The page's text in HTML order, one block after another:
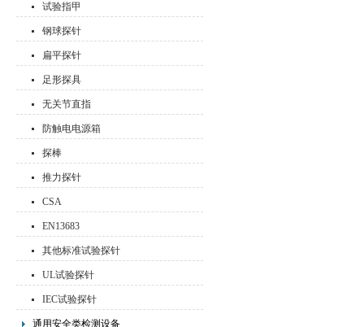
试验指甲
钢球探针
扁平探针
足形探具
无关节直指
防触电电源箱
探棒
推力探针
CSA
EN13683
其他标准试验探针
UL试验探针
IEC试验探针
通用安全类检测设备